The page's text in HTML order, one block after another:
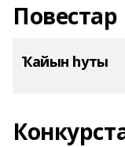
Повестар
Ҡайын һуты